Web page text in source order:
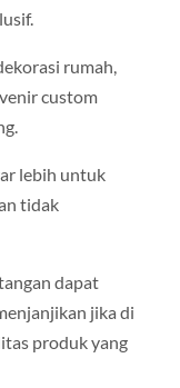
rumah,
custom
lebih untuk
tidak
dapat
jika di
produk yang